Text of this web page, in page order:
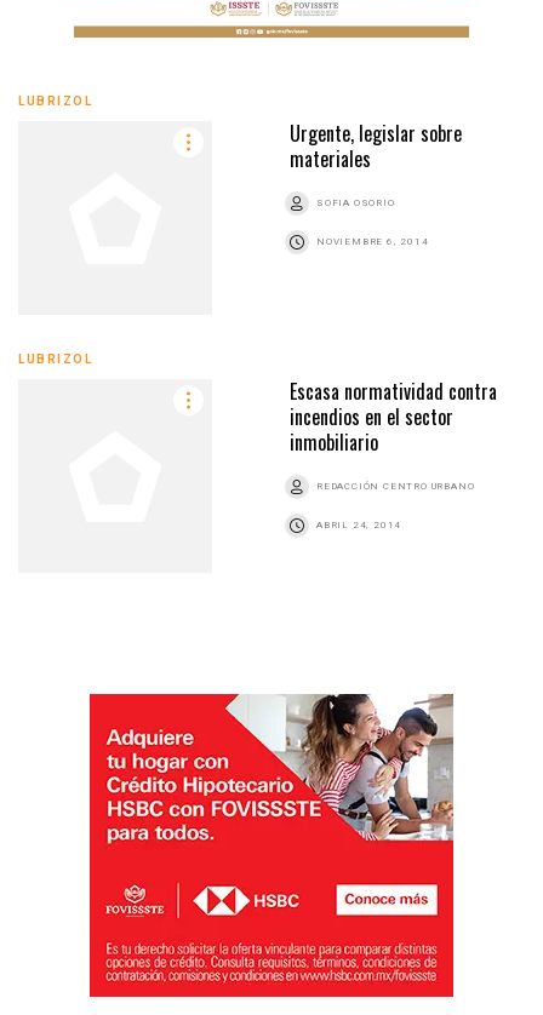
LUBRIZOL
Urgente, legislar sobre
materiales
SOFIA OSORIO
NOVIEMBRE 6, 2014
LUBRIZOL
Escasa normatividad contra
incendios en el sector
inmobiliario
REDACCIÓN CENTRO URBANO
ABRIL 24, 2014